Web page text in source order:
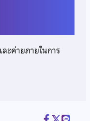
ะค่ายภายในการ